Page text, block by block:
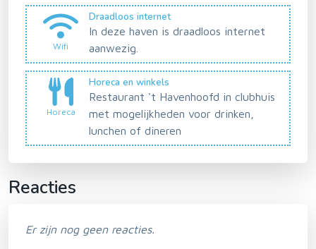
Wifi
Draadloos internet
In deze haven is draadloos internet
aanwezig.
Horeca
Horeca en winkels
Restaurant 't Havenhoofd in clubhuis
met mogelijkheden voor drinken,
lunchen of dineren
Reacties
Er zijn nog geen reacties.